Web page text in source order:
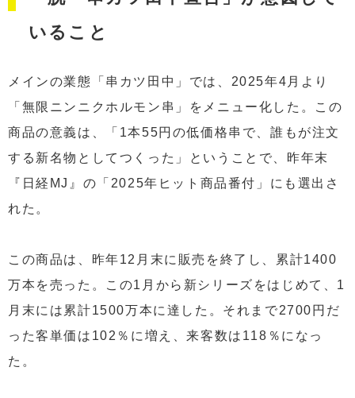
いること
メインの業態「串カツ田中」では、2025年4月より
「無限ニンニクホルモン串」をメニュー化した。この
商品の意義は、「1本55円の低価格串で、誰もが注文
する新名物としてつくった」ということで、昨年末
『日経MJ』の「2025年ヒット商品番付」にも選出さ
れた。
この商品は、昨年12月末に販売を終了し、累計1400
万本を売った。この1月から新シリーズをはじめて、1
月末には累計1500万本に達した。それまで2700円だ
った客単価は102％に増え、来客数は118％になっ
た。